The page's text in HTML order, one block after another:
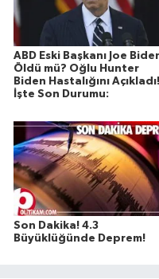
ABD Eski Başkanı Joe
Öldü mü? Oğlu Hunter
Biden Hastalığını Açıkladı!
İşte Son Durumu:
Son Dakika! 4.3
Büyüklüğünde Deprem!